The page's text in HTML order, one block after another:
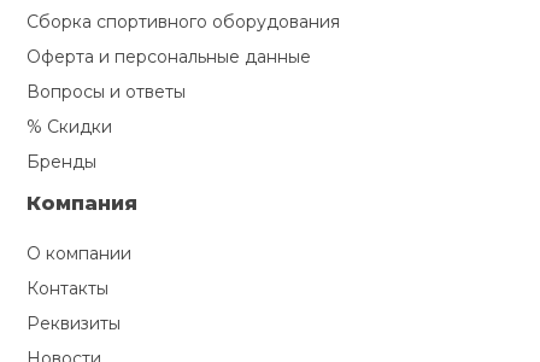
Сборка спортивного оборудования
Оферта и персональные данные
Вопросы и ответы
% Скидки
Бренды
Компания
О компании
Контакты
Реквизиты